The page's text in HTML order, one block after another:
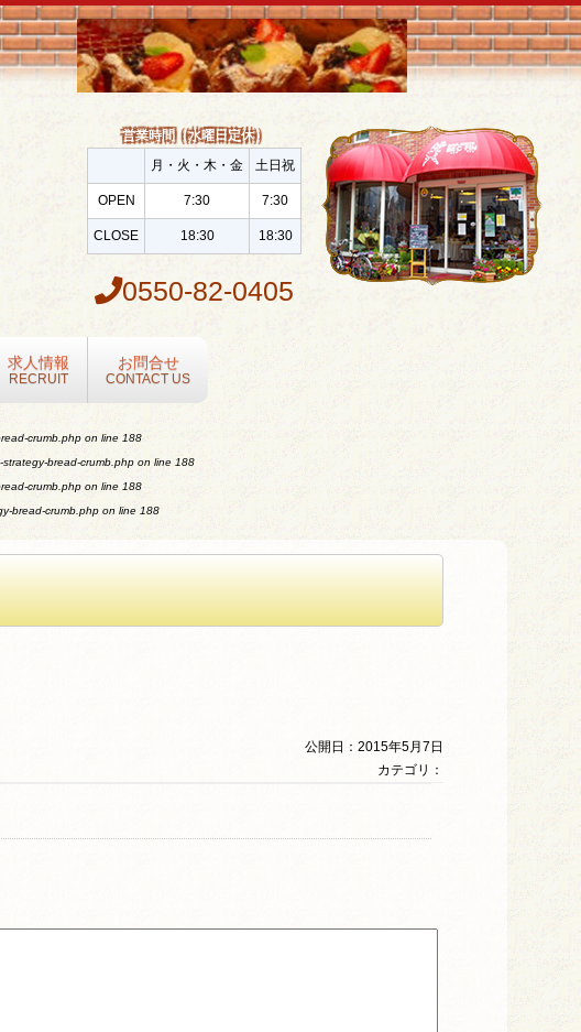
営業時間（水曜日定休）
月・火・木・金 土日祝
OPEN 7:30 7:30
CLOSE 18:30 18:30
0550-82-0405
求人情報
RECRUIT
お問合せ
CONTACT US
crumb.php on line 188
bread-crumb.php on line 188
crumb.php on line 188
bread-crumb.php on line 188
公開日：2015年5月7日
カテゴリ：